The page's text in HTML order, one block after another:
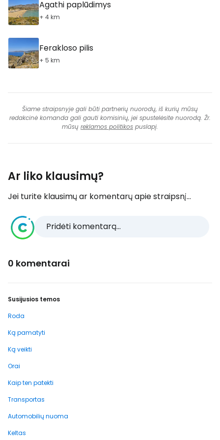
Agathi paplūdimys
+ 4 km
Ferakloso pilis
+ 5 km
Šiame straipsnyje gali būti partnerių nuorodų, iš kurių mūsų
redakcinė komanda gali gauti komisinių, jei spustelėsite nuorodą. Žr.
mūsų reklamos politikos puslapį.
Ar liko klausimų?
Jei turite klausimų ar komentarų apie straipsnį...
Pridėti komentarą...
0 komentarai
Susijusios temos
Roda
Ką pamatyti
Ką veikti
Orai
Kaip ten patekti
Transportas
Automobilių nuoma
Keltas